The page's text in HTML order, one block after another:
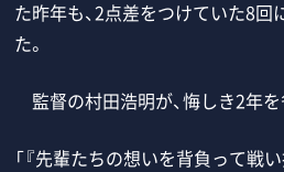
た昨年も、2点差をつけていた8
た。
監督の村田浩明が、悔しき2年を
「『先輩たちの想いを背負って戦